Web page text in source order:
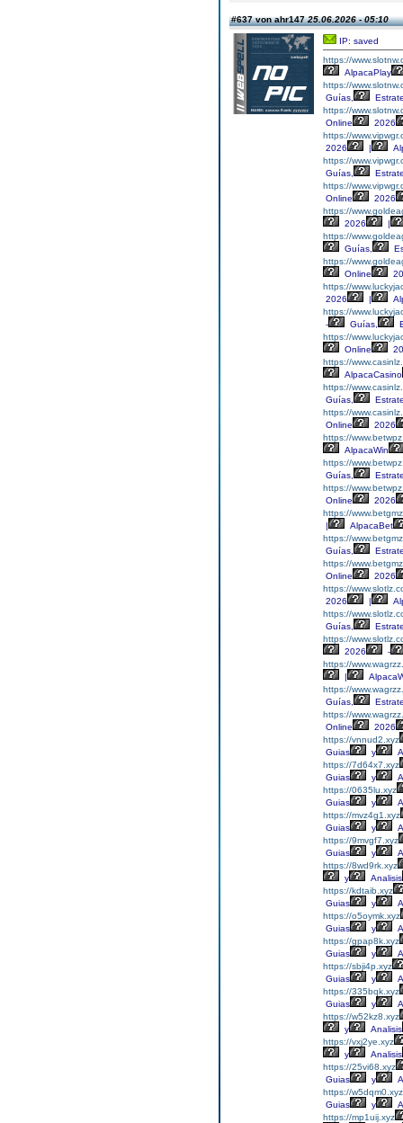
#637 von ahr14725.06.2026 - 05:10
IP: saved
https://
AlpacaPlay
https://
Guías,
https://
Online
2026
https://
2026
|
https://
Guías,
https://
Online
2026
https://
2026
|
https://
Guías,
https://
Online
https://
2026
|
https://
-
Guías,
https://
Online
https://
AlpacaCasino
https://
Guías,
https://
Online
2026
https://
AlpacaWin
https://
Guías,
https://
Online
2026
https://
|
AlpacaBet
https://
Guías,
https://
Online
2026
https://
2026
|
https://
Guías,
https://
2026
-
https://
|
https://
Guías,
https://
Online
2026
https://vnnud2.xyz
Guias
y
https://7d64x7.xyz
Guias
y
https://0635lu.xyz
Guias
y
https://mvz4g1.xyz
Guias
y
https://9mvgf7.xyz
Guias
y
https://8wd9rk.xyz
y
Analisis
https://kdtaib.xyz
Guias
y
https://o5oymk.xyz
Guias
y
https://gpap8k.xyz
Guias
y
https://sbji4p.xyz
Guias
y
https://335bqk.xyz
Guias
y
https://w52kz8.xyz
y
Analisis
https://vxj2ye.xyz
y
Analisis
https://25vi68.xyz
Guias
y
https://w5dqm0.xyz
Guias
y
https://mp1uij.xyz